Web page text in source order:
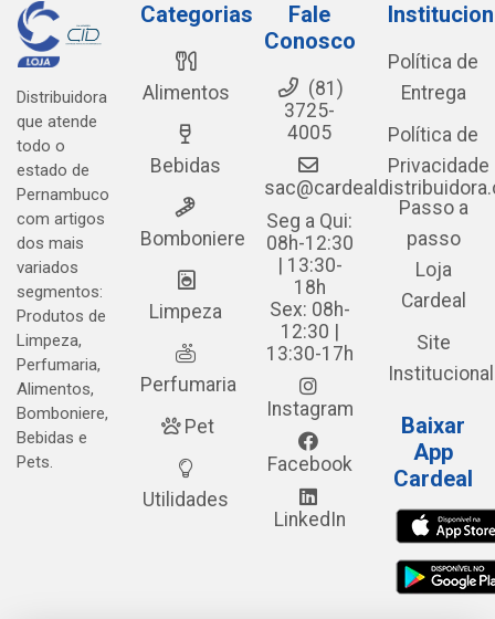
Distribuidora
que atende
todo o
estado de
Pernambuco
com artigos
dos mais
variados
segmentos:
Produtos de
Limpeza,
Perfumaria,
Alimentos,
Bomboniere,
Bebidas e
Pets.
Categorias
Alimentos
Bebidas
Bomboniere
Limpeza
Perfumaria
Pet
Utilidades
Fale
Conosco
(81)
3725-
4005
Seg a Qui:
08h-12:30
| 13:30-
18h
Sex: 08h-
12:30 |
13:30-17h
Instagram
Facebook
LinkedIn
Política de
Entrega
Política de
Privacidade
Passo a
passo
Loja
Cardeal
Site
Institucional
Baixar
App
Cardeal